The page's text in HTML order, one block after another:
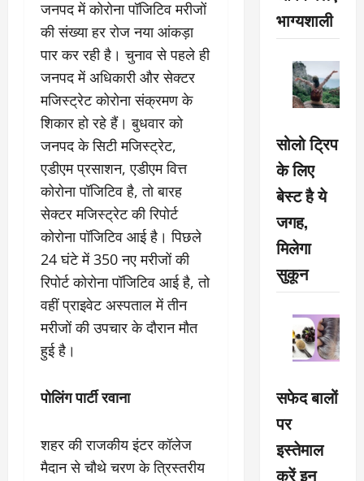
जनपद में कोरोना पॉजिटिव मरीजों
की संख्या हर रोज नया आंकड़ा
पार कर रही है। चुनाव से पहले ही
जनपद में अधिकारी और सेक्टर
मजिस्ट्रेट कोरोना संक्रमण के
शिकार हो रहे हैं। बुधवार को
जनपद के सिटी मजिस्ट्रेट,
एडीएम प्रसाशन, एडीएम वित्त
कोरोना पॉजिटिव है, तो बारह
सेक्टर मजिस्ट्रेट की रिपोर्ट
कोरोना पॉजिटिव आई है। पिछले
24 घंटे में 350 नए मरीजों की
रिपोर्ट कोरोना पॉजिटिव आई है, तो
वहीं प्राइवेट अस्पताल में तीन
मरीजों की उपचार के दौरान मौत
हुई है।
पोलिंग पार्टी रवाना
शहर की राजकीय इंटर कॉलेज
मैदान से चौथे चरण के त्रिस्तरीय
भाग्यशाली
सोलो ट्रिप
के लिए
बेस्ट है ये
जगह,
मिलेगा
सुकून
सफेद बालों
पर
इस्तेमाल
करें इन